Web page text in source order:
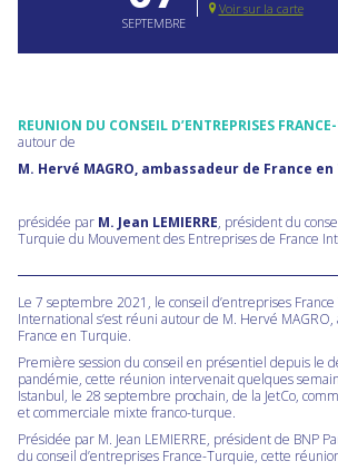
SEPTEMBRE
Voir sur la carte
REUNION DU CONSEIL D’ENTREPRISES
autour de
M. Hervé MAGRO, ambassadeur de France
présidée par M. Jean LEMIERRE, président du
Turquie du Mouvement des Entreprises de France
Le 7 septembre 2021, le conseil d’entreprises
International s’est réuni autour de M. Hervé
France en Turquie.
Première session du conseil en présentiel depuis le
pandémie, cette réunion intervenait quelques
Istanbul, le 28 septembre prochain, de la JetCo,
et commerciale mixte franco-turque.
Présidée par M. Jean LEMIERRE, président de BNP
du conseil d’entreprises France-Turquie, cette réunion